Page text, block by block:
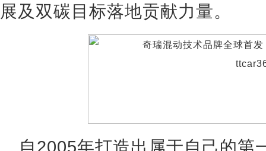
展及双碳目标落地贡献力量。
自2005年打造出属于自己的第